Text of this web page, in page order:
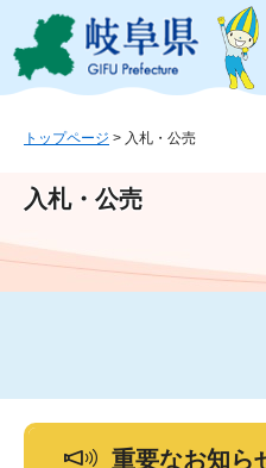
ジ
ュ
文
このペー
トップページ > 入札・公売
入札・公売
重要なお知ら